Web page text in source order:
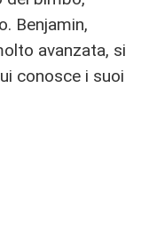
Benjamin,
avanzata, si
conosce i suoi